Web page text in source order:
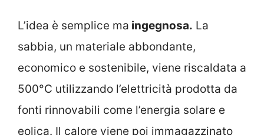
L’idea è semplice ma ingegnosa. La
sabbia, un materiale abbondante,
economico e sostenibile, viene riscaldata a
500°C utilizzando l’elettricità prodotta da
fonti rinnovabili come l’energia solare e
eolica. Il calore viene poi immagazzinato